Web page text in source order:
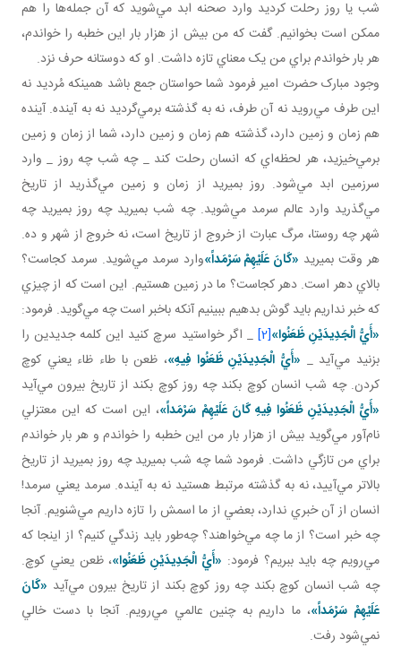
شب يا روز رحلت کرديد وارد صحنه ابد مي‌شويد که آن جمله‌ها را هم
ممکن است بخوانيم. گفت که من بيش از هزار بار اين خطبه را خواندم،
هر بار خواندم براي من يک معناي تازه داشت. او که دوستانه حرف نزد.
وجود مبارک حضرت امير فرمود شما حواستان جمع باشد همين­که مُرديد نه
اين طرف مي‌رويد نه آن طرف، نه به گذشته برمي‌گرديد نه به آينده. آينده
هم زمان و زمين دارد، گذشته هم زمان و زمين دارد، شما از زمان و زمين
برمي‌خيزيد، هر لحظه‌اي که انسان رحلت کند _ چه شب چه روز _ وارد
سرزمين ابد مي‌شود. روز بميريد از زمان و زمين مي‌گذريد از تاريخ
مي‌گذريد وارد عالم سرمد مي‌شويد. چه شب بميريد چه روز بميريد چه
شهر چه روستا، مرگ عبارت از خروج از تاريخ است، نه خروج از شهر و ده.
هر وقت بميريد «كَانَ‏ عَلَيْهِمْ‏ سَرْمَداً»وارد سرمد مي‌شويد. سرمد کجاست؟
بالاي دهر است. دهر کجاست؟ ما در زمين هستيم. اين است که از چيزي
که خبر نداريم بايد گوش بدهيم ببينيم آنکه باخبر است چه مي‌گويد. فرمود:
«أَيُّ الْجَدِيدَيْنِ ظَعَنُوا»[2]
_ اگر خواستيد سرچ کنيد اين کلمه جديدين را
بزنيد مي‌آيد _ «أَيُّ الْجَدِيدَيْنِ ظَعَنُوا فِيهِ»، ظعن با طاء ظاء يعني کوچ
کردن. چه شب انسان کوچ بکند چه روز کوچ بکند از تاريخ بيرون مي‌آيد
«أَيُّ الْجَدِيدَيْنِ ظَعَنُوا فِيهِ كَانَ‏ عَلَيْهِمْ‏ سَرْمَداً»، اين است که اين معتزلي
نام‌آور مي‌گويد بيش از هزار بار من اين خطبه را خواندم و هر بار خواندم
براي من تازگي داشت. فرمود شما چه شب بميريد چه روز بميريد از تاريخ
بالاتر مي‌آييد، نه به گذشته مرتبط هستيد نه به آينده. سرمد يعني سرمد!
انسان از آن خبري ندارد، بعضي از ما اسمش را تازه داريم مي‌شنويم. آنجا
چه خبر است؟ از ما چه مي‌خواهند؟ چه‌طور بايد زندگي کنيم؟ از اينجا که
مي‌رويم چه بايد ببريم؟ فرمود: «أَيُّ الْجَدِيدَيْنِ ظَعَنُوا»، ظعن يعني کوچ.
چه شب انسان کوچ بکند چه روز کوچ بکند از تاريخ بيرون مي‌آيد «كَانَ‏
عَلَيْهِمْ‏ سَرْمَداً»، ما داريم به چنين عالمي مي‌رويم. آنجا با دست خالي
نمي‌شود رفت.